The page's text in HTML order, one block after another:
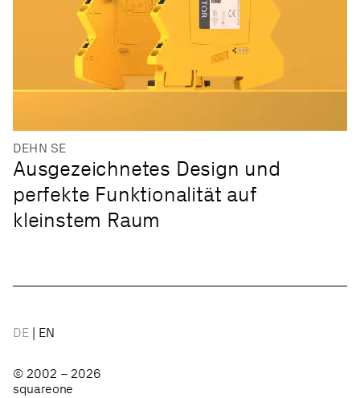
DEHN SE
Ausgezeichnetes Design und
perfekte Funktionalität auf
kleinstem Raum
DE EN
© 2002 – 2026
squareone